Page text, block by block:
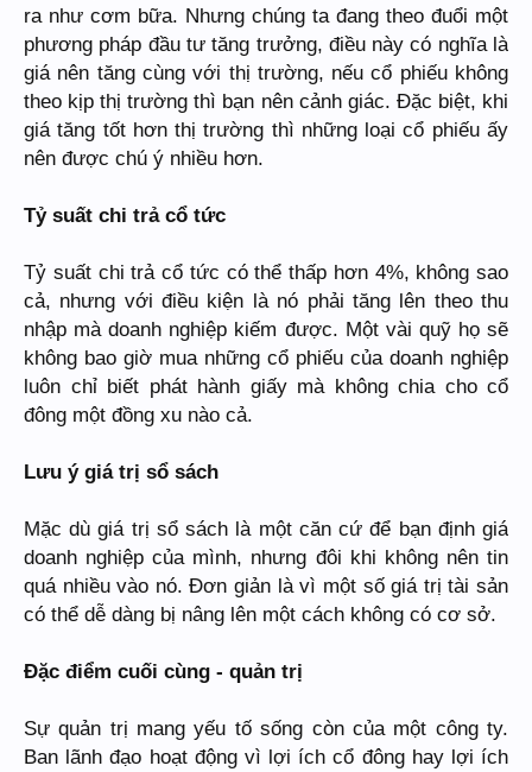
ra như cơm bữa. Nhưng chúng ta đang theo đuổi một
phương pháp đầu tư tăng trưởng, điều này có nghĩa là
giá nên tăng cùng với thị trường, nếu cổ phiếu không
theo kịp thị trường thì bạn nên cảnh giác. Đặc biệt, khi
giá tăng tốt hơn thị trường thì những loại cổ phiếu ấy
nên được chú ý nhiều hơn.
Tỷ suất chi trả cổ tức
Tỷ suất chi trả cổ tức có thể thấp hơn 4%, không sao
cả, nhưng với điều kiện là nó phải tăng lên theo thu
nhập mà doanh nghiệp kiếm được. Một vài quỹ họ sẽ
không bao giờ mua những cổ phiếu của doanh nghiệp
luôn chỉ biết phát hành giấy mà không chia cho cổ
đông một đồng xu nào cả.
Lưu ý giá trị sổ sách
Mặc dù giá trị sổ sách là một căn cứ để bạn định giá
doanh nghiệp của mình, nhưng đôi khi không nên tin
quá nhiều vào nó. Đơn giản là vì một số giá trị tài sản
có thể dễ dàng bị nâng lên một cách không có cơ sở.
Đặc điểm cuối cùng - quản trị
Sự quản trị mang yếu tố sống còn của một công ty.
Ban lãnh đạo hoạt động vì lợi ích cổ đông hay lợi ích